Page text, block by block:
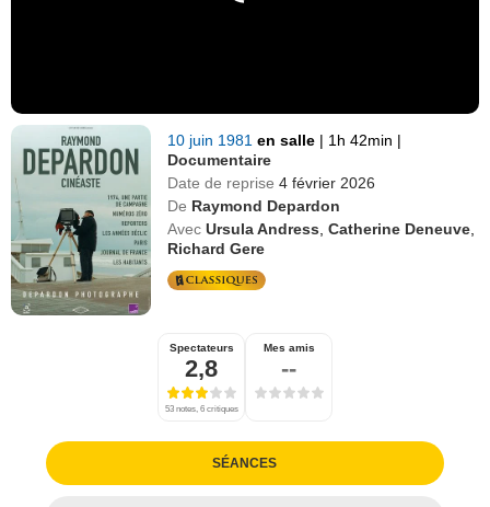
10 juin 1981en salle | 1h 42min |
Documentaire
Date de reprise 4 février 2026
De Raymond Depardon
Avec Ursula Andress ,Catherine Deneuve
Richard Gere
Spectateurs
2,8
53 notes, 6 critiques
Mes amis
--
SÉANCES